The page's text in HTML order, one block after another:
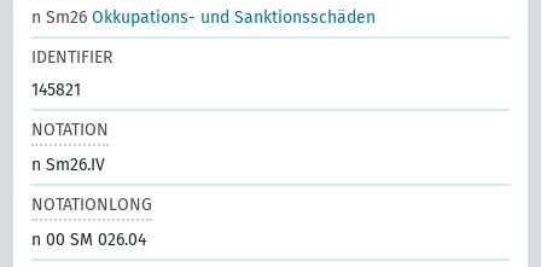
n Sm26Okkupations- und Sanktionsschäden
IDENTIFIER
145821
NOTATION
n Sm26.IV
NOTATIONLONG
n 00 SM 026.04